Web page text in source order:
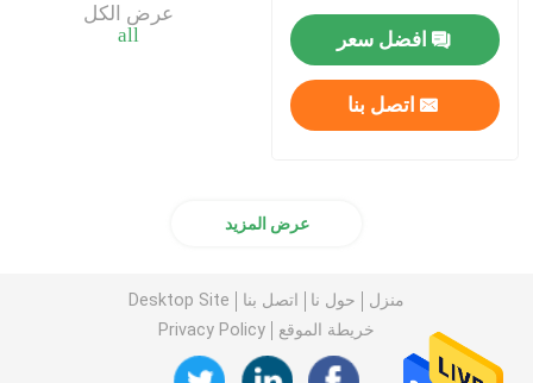
افضل سعر
اتصل بنا
all
عرض الكل
عرض المزيد
منزل حول نا اتصل بنا
Desktop Site
خريطة الموقع
Privacy Policy